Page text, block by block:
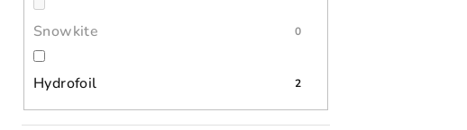
Snowkite 0
Hydrofoil 2